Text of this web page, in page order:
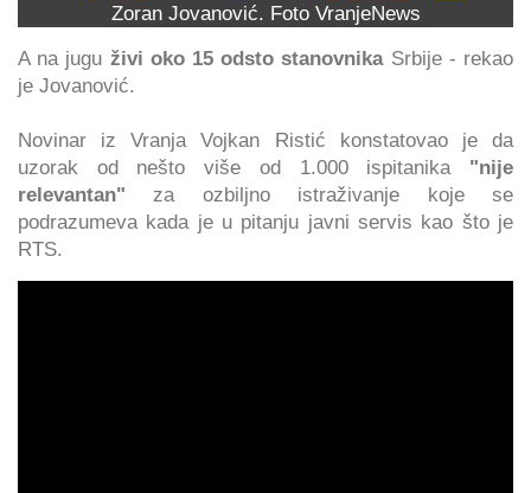
Zoran Jovanović. Foto VranjeNews
A na jugu živi oko 15 odsto stanovnikaSrbije - rekao
je Jovanović.
Novinar iz Vranja Vojkan Ristić konstatovao je da
uzorak od nešto više od 1.000 ispitanika "nije
relevantan" za ozbiljno istraživanje koje se
podrazumeva kada je u pitanju javni servis kao što je
RTS.